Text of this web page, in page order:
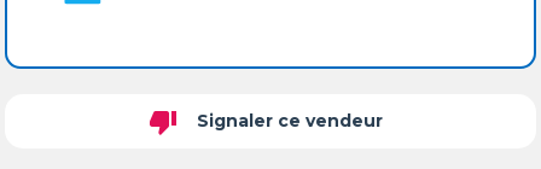
thumb_down Signaler ce vendeur